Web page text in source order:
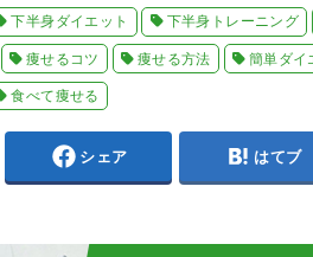
下半身ダイエット 下半身トレーニング
痩せるコツ 痩せる方法 簡単ダイ
食べて痩せる
シェア はてブ